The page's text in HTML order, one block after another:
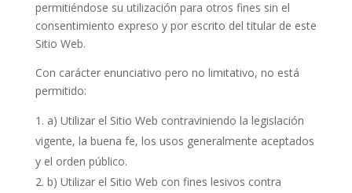
permitiéndose su utilización para otros fines sin el
consentimiento expreso y por escrito del titular de este
Sitio Web.
Con carácter enunciativo pero no limitativo, no está
permitido:
a) Utilizar el Sitio Web contraviniendo la legislación
vigente, la buena fe, los usos generalmente aceptados
y el orden público.
b) Utilizar el Sitio Web con fines lesivos contra